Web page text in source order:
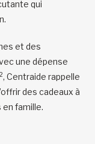
qui
et des
une dépense
2, Centraide rappelle
des cadeaux à
famille.